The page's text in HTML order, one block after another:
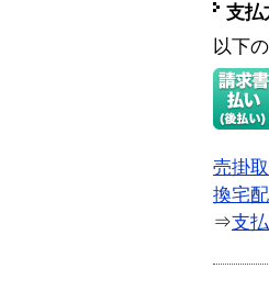
支払
以下
売掛
換宅
⇒支